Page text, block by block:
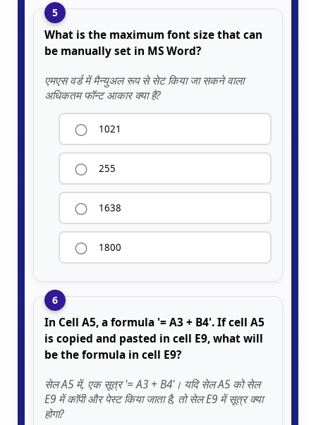
5
What is the maximum font size that can
be manually set in MS Word?
एमएस वर्ड में मैन्युअल रूप से सेट किया जा सकने वाला
अधिकतम फॉन्ट आकार क्या है?
1021
255
1638
1800
6
In Cell A5, a formula '= A3 + B4'. If cell A5
is copied and pasted in cell E9, what will
be the formula in cell E9?
सेल A5 में, एक सूत्र '= A3 + B4'। यदि सेल A5 को सेल
E9 में कॉपी और पेस्ट किया जाता है, तो सेल E9 में सूत्र क्या
होगा?